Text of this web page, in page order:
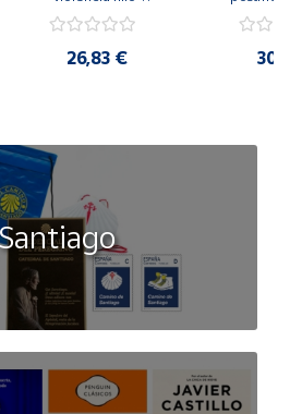
secreto y la
26,83 €